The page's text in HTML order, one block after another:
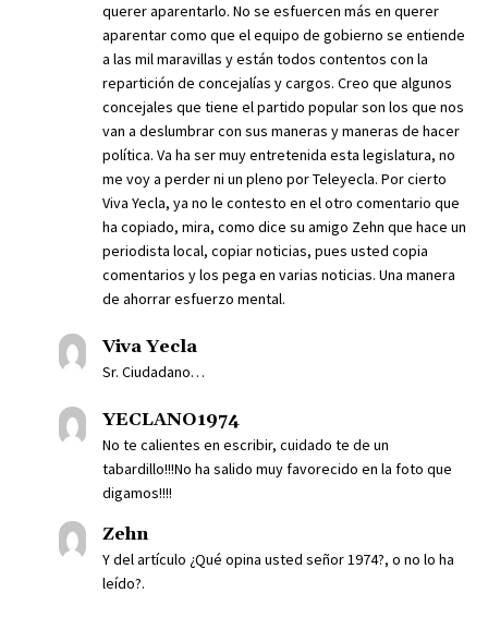
querer aparentarlo. No se esfuercen más en querer
aparentar como que el equipo de gobierno se entiende
a las mil maravillas y están todos contentos con la
repartición de concejalías y cargos. Creo que algunos
concejales que tiene el partido popular son los que nos
van a deslumbrar con sus maneras y maneras de hacer
política. Va ha ser muy entretenida esta legislatura, no
me voy a perder ni un pleno por Teleyecla. Por cierto
Viva Yecla, ya no le contesto en el otro comentario que
ha copiado, mira, como dice su amigo Zehn que hace un
periodista local, copiar noticias, pues usted copia
comentarios y los pega en varias noticias. Una manera
de ahorrar esfuerzo mental.
Viva Yecla
Sr. Ciudadano…
YECLANO1974
No te calientes en escribir, cuidado te de un
tabardillo!!!No ha salido muy favorecido en la foto que
digamos!!!!
Zehn
Y del artículo ¿Qué opina usted señor 1974?, o no lo ha
leído?.